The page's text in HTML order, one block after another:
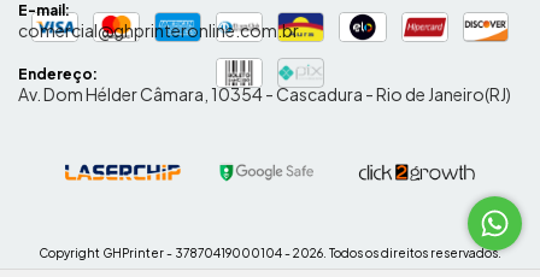
E-mail:
comercial@ghprinteronline.com.br
Endereço:
Av. Dom Hélder Câmara, 10354 - Cascadura - Rio de Janeiro(RJ)
Copyright GHPrinter - 37870419000104 - 2026. Todos os direitos reservados.